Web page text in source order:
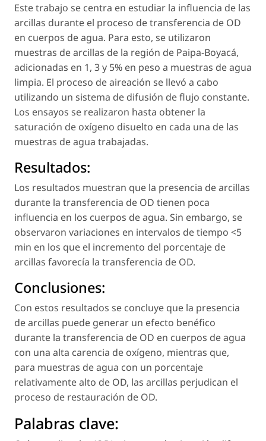
Este trabajo se centra en estudiar la influencia de las
arcillas durante el proceso de transferencia de OD
en cuerpos de agua. Para esto, se utilizaron
muestras de arcillas de la región de Paipa-Boyacá,
adicionadas en 1, 3 y 5% en peso a muestras de agua
limpia. El proceso de aireación se llevó a cabo
utilizando un sistema de difusión de flujo constante.
Los ensayos se realizaron hasta obtener la
saturación de oxígeno disuelto en cada una de las
muestras de agua trabajadas.
Resultados:
Los resultados muestran que la presencia de arcillas
durante la transferencia de OD tienen poca
influencia en los cuerpos de agua. Sin embargo, se
observaron variaciones en intervalos de tiempo <5
min en los que el incremento del porcentaje de
arcillas favorecía la transferencia de OD.
Conclusiones:
Con estos resultados se concluye que la presencia
de arcillas puede generar un efecto benéfico
durante la transferencia de OD en cuerpos de agua
con una alta carencia de oxígeno, mientras que,
para muestras de agua con un porcentaje
relativamente alto de OD, las arcillas perjudican el
proceso de restauración de OD.
Palabras clave: